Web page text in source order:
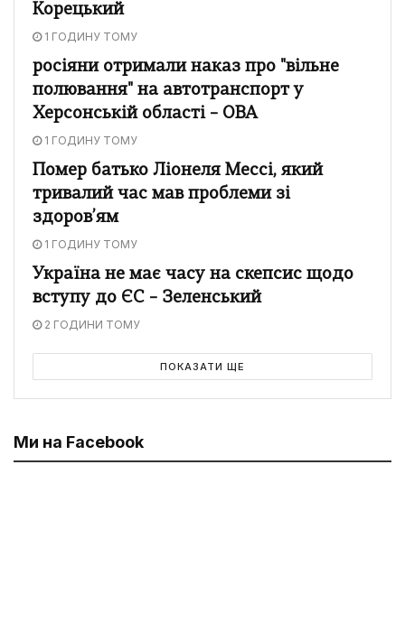
Корецький
1 ГОДИНУ ТОМУ
росіяни отримали наказ про "вільне
полювання" на автотранспорт у
Херсонській області – ОВА
1 ГОДИНУ ТОМУ
Помер батько Ліонеля Мессі, який
тривалий час мав проблеми зі
здоров’ям
1 ГОДИНУ ТОМУ
Україна не має часу на скепсис щодо
вступу до ЄС – Зеленський
2 ГОДИНИ ТОМУ
ПОКАЗАТИ ЩЕ
Ми на Facebook